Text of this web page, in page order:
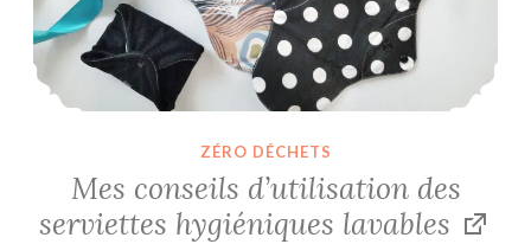
ZÉRO DÉCHETS
Mes conseils d’utilisation des
serviettes hygiéniques lavables